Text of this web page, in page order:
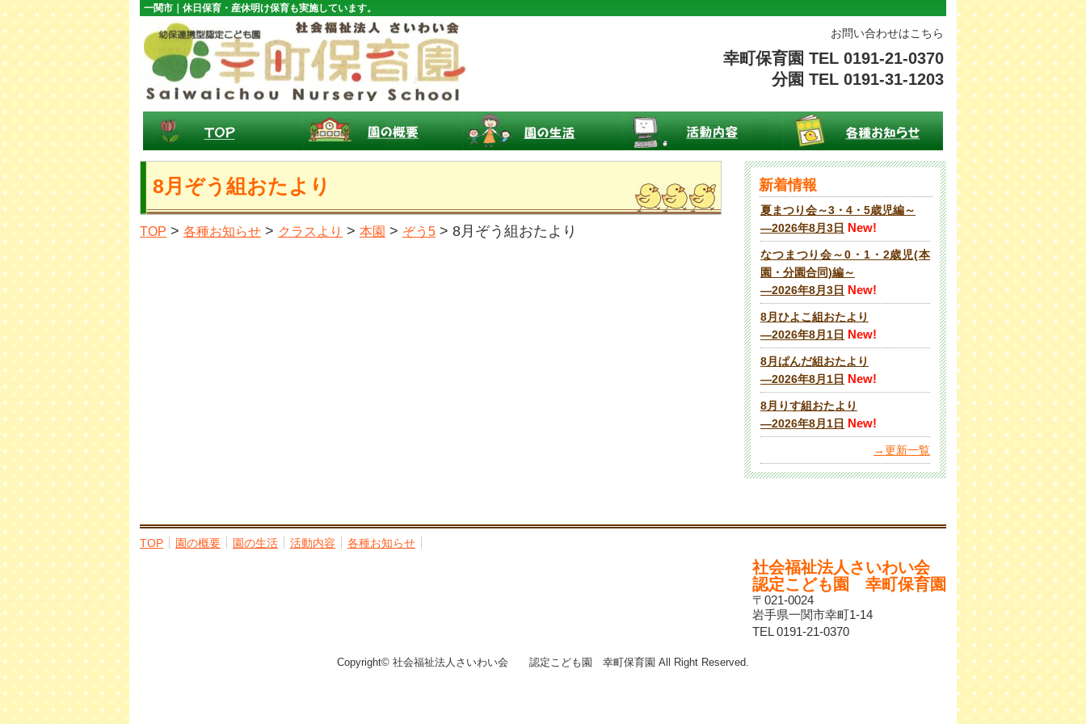
一関市｜休日保育・産休明け保育も実施しています。
お問い合わせはこちら
幸町保育園 TEL 0191-21-0370
分園 TEL 0191-31-1203
8月ぞう組おたより
TOP > 各種お知らせ > クラスより > 本園 > ぞう5 > 8月ぞう組おたより
新着情報
夏まつり会～3・4・5歳児編～
―2026年8月3日 New!
なつまつり会～0・1・2歳児(本
園・分園合同)編～
―2026年8月3日 New!
8月ひよこ組おたより
―2026年8月1日 New!
8月ぱんだ組おたより
―2026年8月1日 New!
8月りす組おたより
―2026年8月1日 New!
→更新一覧
TOP 園の概要 園の生活 活動内容 各種お知らせ
社会福祉法人さいわい会
認定こども園 幸町保育園
〒021-0024
岩手県一関市幸町1-14
TEL 0191-21-0370
Copyright© 社会福祉法人さいわい会 認定こども園 幸町保育園 All Right Reserved.